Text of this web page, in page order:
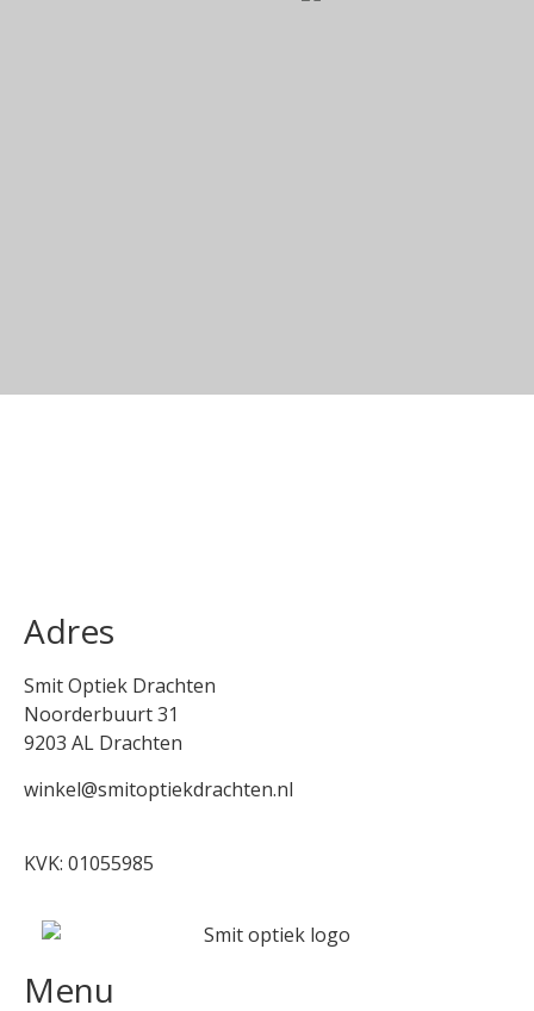
Adres
Smit Optiek Drachten
Noorderbuurt 31
9203 AL Drachten
winkel@smitoptiekdrachten.nl
KVK: 01055985
Menu